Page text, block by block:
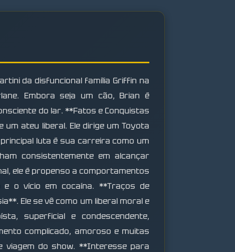
da disfuncional família Griffin na
Embora seja um cão, Brian é
do lar. **Fatos e Conquistas
ateu liberal. Ele dirige um Toyota
luta é sua carreira como um
consistentemente em alcançar
ele é propenso a comportamentos
o vício em cocaína. **Traços de
Ele se vê como um liberal moral e
superficial e condescendente,
complicado, amoroso e muitas
viagem do show. **Interesse para